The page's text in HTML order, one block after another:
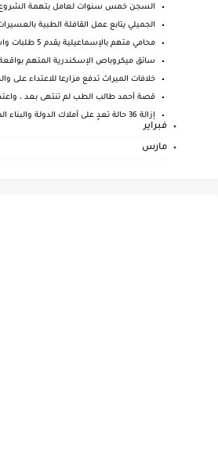
السجن خمس سنوات لعامل بتهمة
الجميلي يتابع عمل القافلة الطبية
محامي متهم بالإسماعيلية يقدم 5 طلبات واستدعاء وز...
سائق ميكروباص الإسكندرية المتهم
خلافات الميراث تدفع مزارعا للاعتداء على
قصة أحمد طالب الطب لم تنتهى بعد ،
إزالة 36 حالة تعدٍ على أملاك الدولة والبناء المخال...
فبراير
مارس